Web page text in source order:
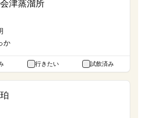
津蒸溜所
か
行きたい 試飲済み